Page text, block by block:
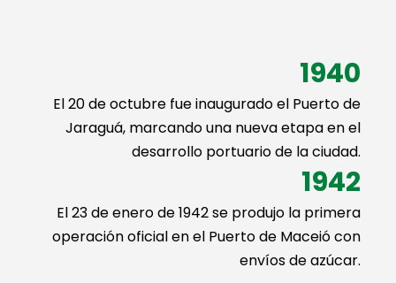
1940
El 20 de octubre fue inaugurado el Puerto de
Jaraguá, marcando una nueva etapa en el
desarrollo portuario de la ciudad.
1942
El 23 de enero de 1942 se produjo la primera
operación oficial en el Puerto de Maceió con
envíos de azúcar.